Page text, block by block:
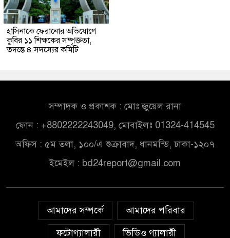
হাসিনাকে ফেরানোর অভিযোগে
কুবির ১১ শিক্ষকের সম্পৃক্ততা,
তদন্তে ৪ সদস্যের কমিটি
সম্পাদক ও প্রকাশক : মোঃ জুয়েল রানা
ফোন : +8802222243049, মোবাইলঃ 01324-414545
অফিস : ৫ম তলা, ১০০/এ শুক্রাবাদ, ধানমন্ডি, ঢাকা-১২০৭
ইমেইল : bd24report@gmail.com
আমাদের সম্পর্কে
আমাদের পরিবার
ফটোগ্যালারী
ভিডিও গ্যালারী